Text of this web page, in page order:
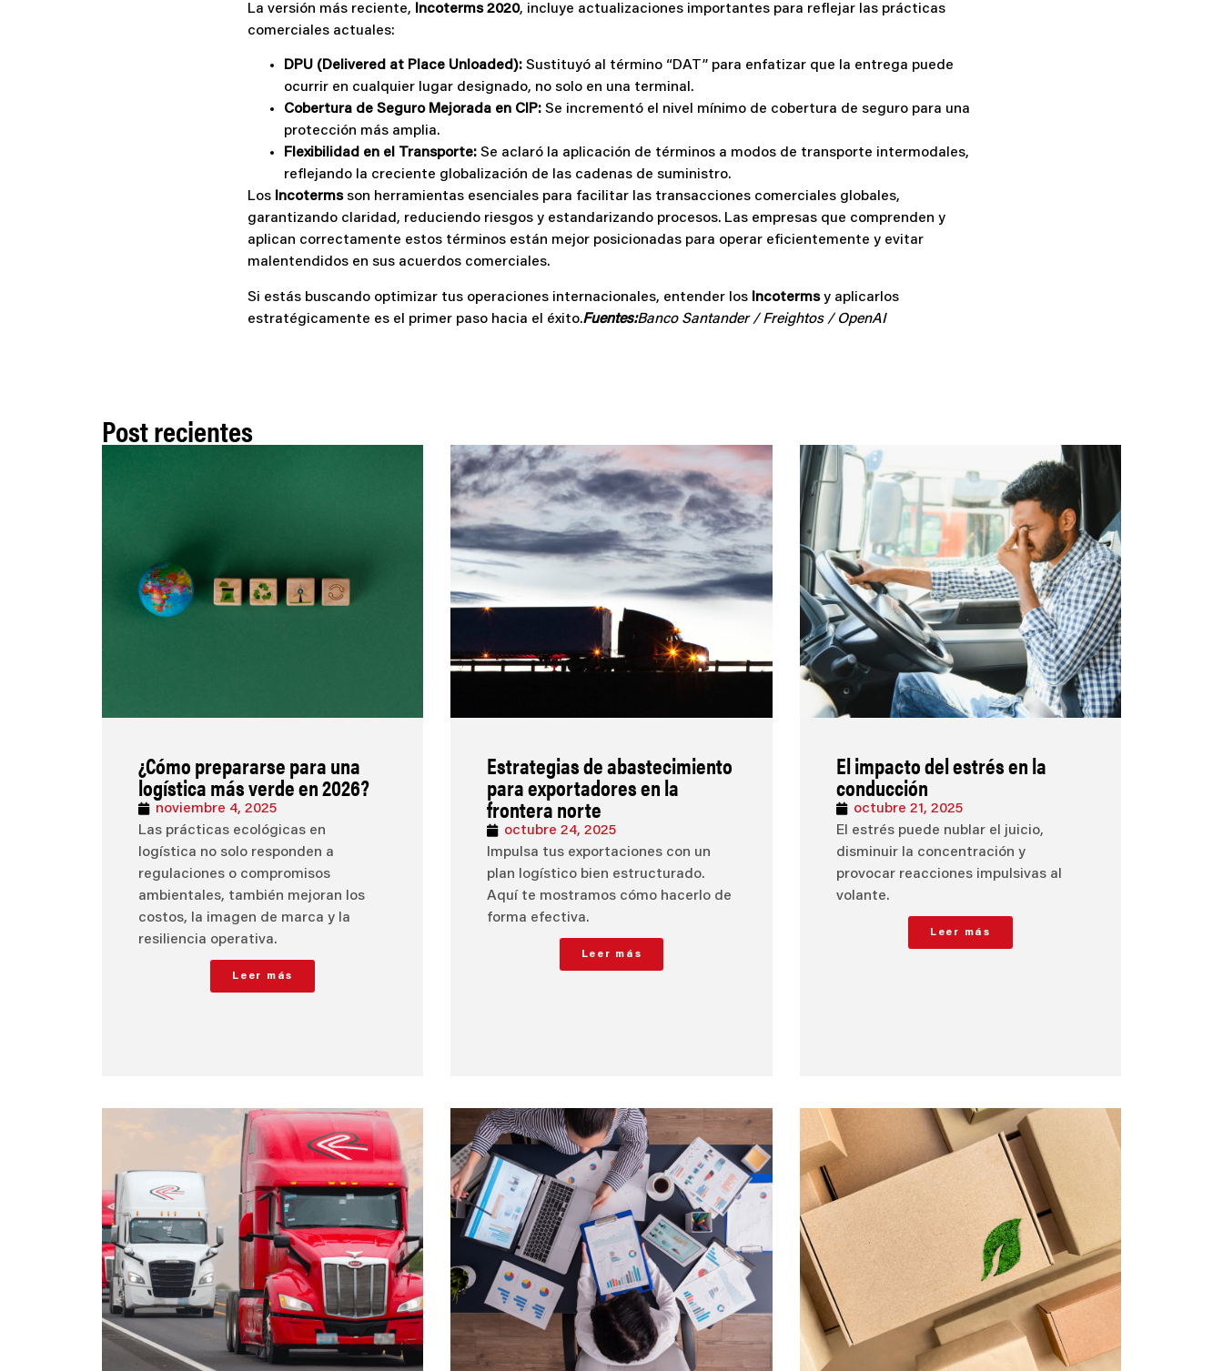
La versión más reciente,
Incoterms 2020, incluye actualizaciones importantes para reflejar las prácticas
comerciales actuales:
DPU (Delivered at Place Unloaded): Sustituyó al término “DAT” para enfatizar que la entrega puede
ocurrir en cualquier lugar designado, no solo en una terminal.
Cobertura de Seguro Mejorada en CIP: Se incrementó el nivel mínimo de cobertura de seguro para una
protección más amplia.
Flexibilidad en el Transporte: Se aclaró la aplicación de términos a modos de transporte intermodales,
reflejando la creciente globalización de las cadenas de suministro.
Los Incotermsson herramientas esenciales para facilitar las transacciones comerciales globales,
garantizando claridad, reduciendo riesgos y estandarizando procesos. Las empresas que comprenden y
aplican correctamente estos términos están mejor posicionadas para operar eficientemente y evitar
malentendidos en sus acuerdos comerciales.
Si estás buscando optimizar tus operaciones internacionales, entender los Incotermsy aplicarlos
estratégicamente es el primer paso hacia el éxito.Fuentes:Banco Santander / Freightos / OpenAI
Post recientes
¿Cómo prepararse para una
logística más verde en 2026?
noviembre 4, 2025
Las prácticas ecológicas en
logística no solo responden a
regulaciones o compromisos
ambientales, también mejoran los
costos, la imagen de marca y la
resiliencia operativa.
Leer más
Estrategias de abastecimiento
para exportadores en la
frontera norte
octubre 24, 2025
Impulsa tus exportaciones con un
plan logístico bien estructurado.
Aquí te mostramos cómo hacerlo de
forma efectiva.
Leer más
El impacto del estrés en la
conducción
octubre 21, 2025
El estrés puede nublar el juicio,
disminuir la concentración y
provocar reacciones impulsivas al
volante.
Leer más